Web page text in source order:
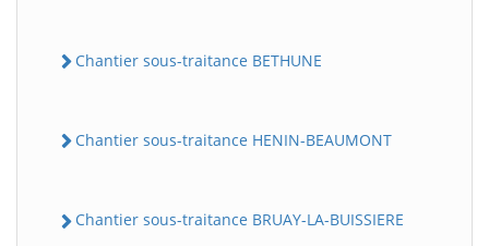
Chantier sous-traitance BETHUNE
Chantier sous-traitance HENIN-BEAUMONT
Chantier sous-traitance BRUAY-LA-BUISSIERE